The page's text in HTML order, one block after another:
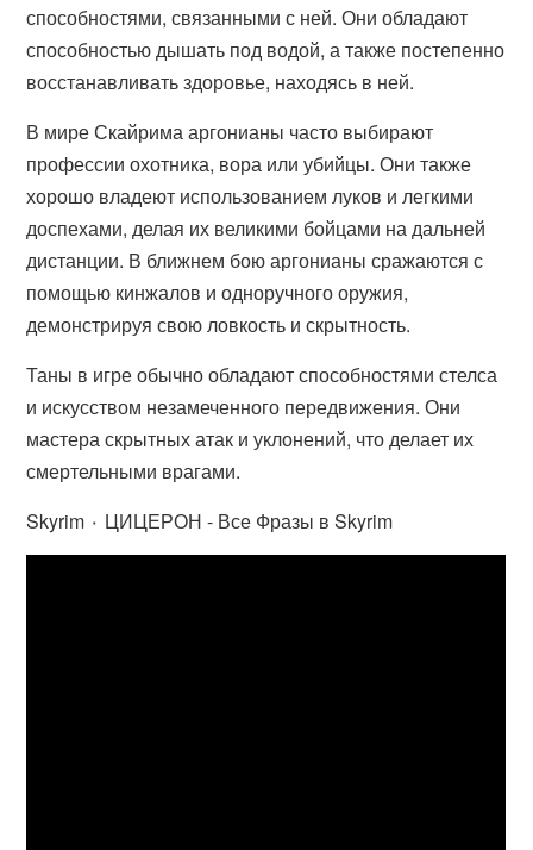
способностями, связанными с ней. Они обладают
способностью дышать под водой, а также постепенно
восстанавливать здоровье, находясь в ней.
В мире Скайрима аргонианы часто выбирают
профессии охотника, вора или убийцы. Они также
хорошо владеют использованием луков и легкими
доспехами, делая их великими бойцами на дальней
дистанции. В ближнем бою аргонианы сражаются с
помощью кинжалов и одноручного оружия,
демонстрируя свою ловкость и скрытность.
Таны в игре обычно обладают способностями стелса
и искусством незамеченного передвижения. Они
мастера скрытных атак и уклонений, что делает их
смертельными врагами.
Skyrim ٠ ЦИЦЕРОН - Все Фразы в Skyrim